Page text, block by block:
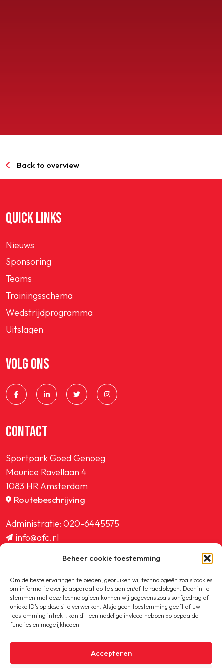
Beheer cookie toestemming
Om de beste ervaringen te bieden, gebruiken wij technologieën zoals cookies
om informatie over je apparaat op te slaan en/of te raadplegen. Door in te
stemmen met deze technologieën kunnen wij gegevens zoals surfgedrag of
unieke ID's op deze site verwerken. Als je geen toestemming geeft of uw
toestemming intrekt, kan dit een nadelige invloed hebben op bepaalde
functies en mogelijkheden.
Accepteren
Back to overview
QUICK LINKS
Nieuws
Sponsoring
Teams
Trainingsschema
Wedstrijdprogramma
Uitslagen
VOLG ONS
CONTACT
Sportpark Goed Genoeg
Maurice Ravellaan 4
1083 HR Amsterdam
Routebeschrijving
Administratie: 020-6445575
info@afc.nl
ledenadministratie@afc.nl
Copyright © 2020-2026 AFC